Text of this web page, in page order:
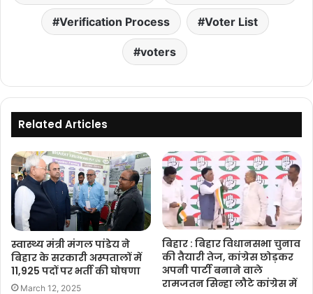
Verification Process Voter List
voters
Related Articles
स्वास्थ्य मंत्री मंगल पांडेय ने
बिहार के सरकारी अस्पतालों में
11,925 पदों पर भर्ती की घोषणा
March 12, 2025
बिहार : बिहार विधानसभा चुनाव
की तैयारी तेज, कांग्रेस छोड़कर
अपनी पार्टी बनाने वाले
रामजतन सिन्हा लौटे कांग्रेस में